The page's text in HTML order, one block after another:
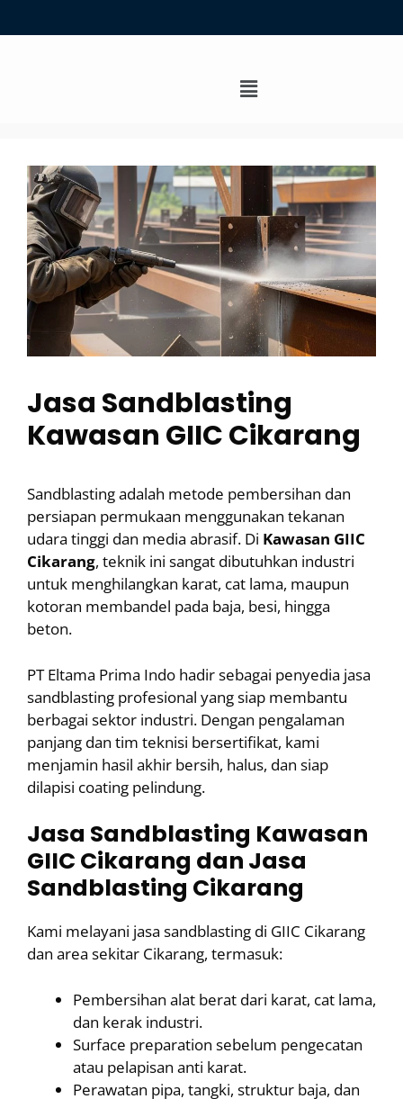
Jasa Sandblasting
Kawasan GIIC Cikarang
Sandblasting adalah metode pembersihan dan
persiapan permukaan menggunakan tekanan
udara tinggi dan media abrasif. Di Kawasan GIIC
Cikarang, teknik ini sangat dibutuhkan industri
untuk menghilangkan karat, cat lama, maupun
kotoran membandel pada baja, besi, hingga
beton.
PT Eltama Prima Indo hadir sebagai penyedia jasa
sandblasting profesional yang siap membantu
berbagai sektor industri. Dengan pengalaman
panjang dan tim teknisi bersertifikat, kami
menjamin hasil akhir bersih, halus, dan siap
dilapisi coating pelindung.
Jasa Sandblasting Kawasan
GIIC Cikarang dan Jasa
Sandblasting Cikarang
Kami melayani jasa sandblasting di GIIC Cikarang
dan area sekitar Cikarang, termasuk:
Pembersihan alat berat dari karat, cat lama,
dan kerak industri.
Surface preparation sebelum pengecatan
atau pelapisan anti karat.
Perawatan pipa, tangki, struktur baja, dan